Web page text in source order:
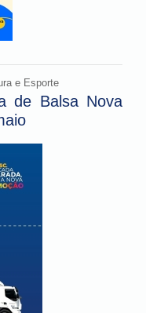
e Esporte
de Balsa Nova